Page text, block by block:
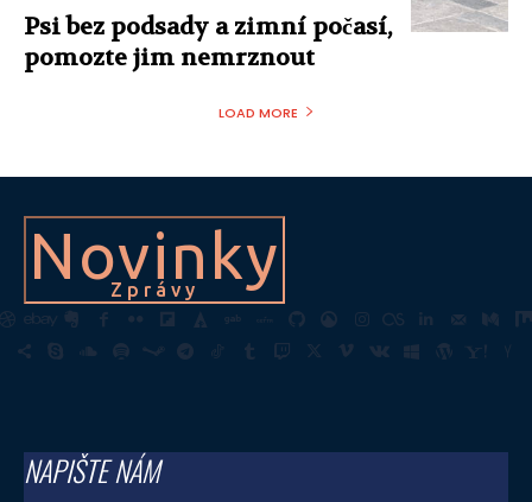
Psi bez podsady a zimní počasí,
pomozte jim nemrznout
LOAD MORE
Novinky
Zprávy
NAPIŠTE NÁM